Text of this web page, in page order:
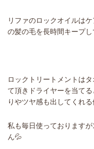
リファのロックオイルは
の髪の毛を長時間キープ
ロックトリートメントは
て頂きドライヤーを当て
りやツヤ感も出してくれ
私も毎日使っております
ん💦